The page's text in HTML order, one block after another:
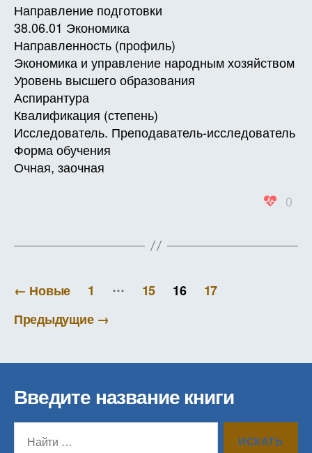
и
Направление подготовки
38.06.01 Экономика
Направленность (профиль)
Экономика и управление народным хозяйством
Уровень высшего образования
Аспирантура
Квалификация (степень)
Исследователь. Преподаватель-исследователь
Форма обучения
Очная, заочная
0
Пагинация
записей
← Новые 1 … 15 16
17
Предыдущие →
Введите название книги